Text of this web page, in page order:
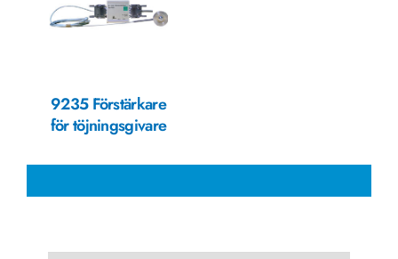
9235 Förstärkare
för töjningsgivare